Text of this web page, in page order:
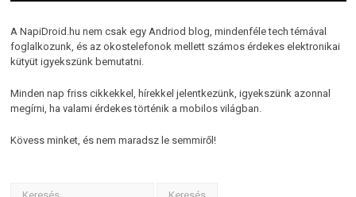
A NapiDroid.hu nem csak egy Andriod blog, mindenféle tech témával
foglalkozunk, és az okostelefonok mellett számos érdekes elektronikai
kütyüt igyekszünk bemutatni.
Minden nap friss cikkekkel, hírekkel jelentkezünk, igyekszünk azonnal
megírni, ha valami érdekes történik a mobilos világban.
Kövess minket, és nem maradsz le semmiről!